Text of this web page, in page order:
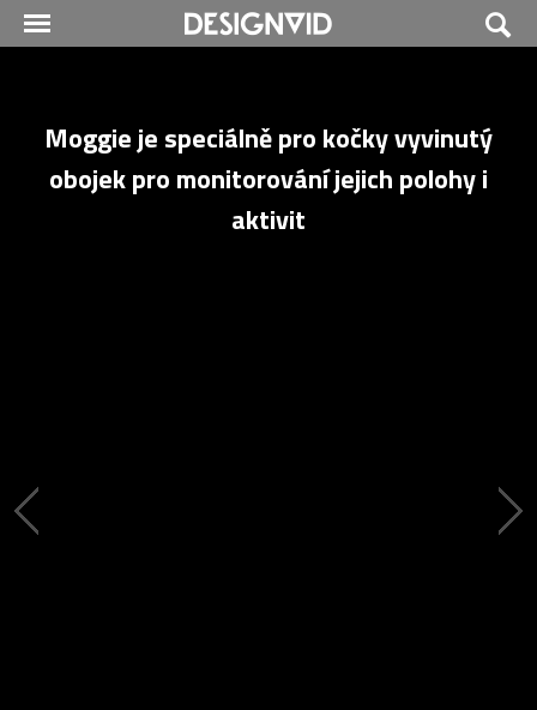
Moggie je speciálně pro kočky vyvinutý
obojek pro monitorování jejich polohy i
aktivit